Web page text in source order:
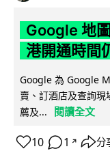
Google 地
港開通時間
Google 為 Google
賣、訂酒店及查詢
薦及...
閱讀全文
10 1 ↗ 分